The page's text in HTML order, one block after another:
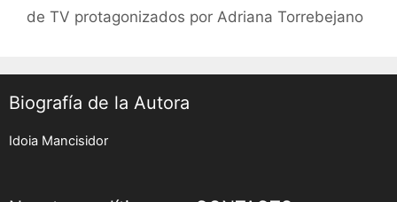
de TV protagonizados por Adriana Torrebejano
Biografía de la Autora
Idoia Mancisidor